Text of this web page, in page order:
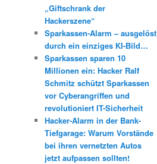
„Giftschrank der
Hackerszene“
Sparkassen-Alarm – ausgelöst
durch ein einziges KI-Bild…
Sparkassen sparen 10
Millionen ein: Hacker Ralf
Schmitz schützt Sparkassen
vor Cyberangriffen und
revolutioniert IT-Sicherheit
Hacker-Alarm in der Bank-
Tiefgarage: Warum Vorstände
bei ihren vernetzten Autos
jetzt aufpassen sollten!